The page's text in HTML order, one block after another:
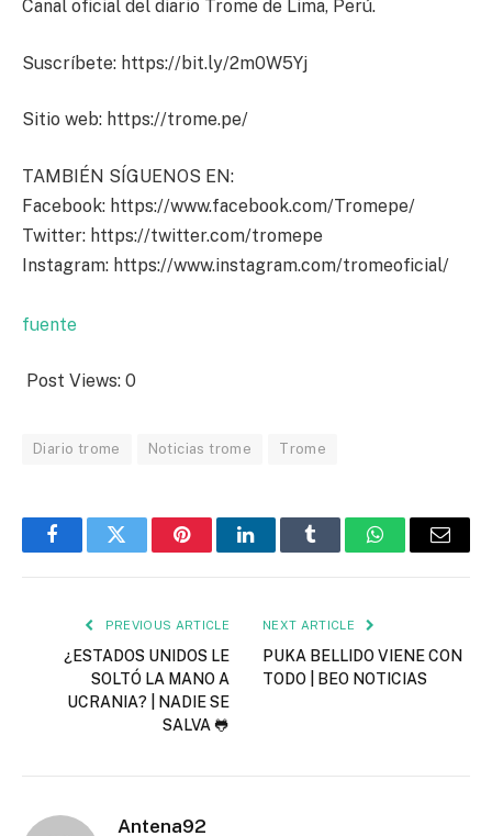
Canal oficial del diario Trome de Lima, Perú.
Suscríbete: https://bit.ly/2m0W5Yj
Sitio web: https://trome.pe/
TAMBIÉN SÍGUENOS EN:
Facebook: https://www.facebook.com/Tromepe/
Twitter: https://twitter.com/tromepe
Instagram: https://www.instagram.com/tromeoficial/
fuente
Post Views: 0
Diario trome Noticias trome Trome
FacebookTwitter PinterestLinkedInTumblr WhatsAppEmail
PREVIOUS ARTICLE
¿ESTADOS UNIDOS LE
SOLTÓ LA MANO A
UCRANIA? | NADIE SE
SALVA 🐸
NEXT ARTICLE
PUKA BELLIDO VIENE CON
TODO | BEO NOTICIAS
Antena92